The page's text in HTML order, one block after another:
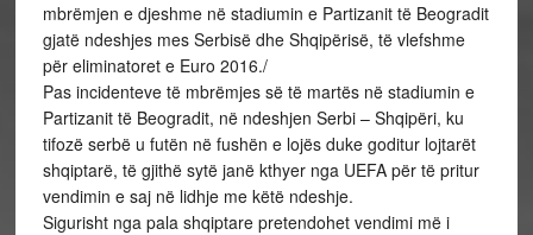
mbrëmjen e djeshme në stadiumin e Partizanit të Beogradit
gjatë ndeshjes mes Serbisë dhe Shqipërisë, të vlefshme
për eliminatoret e Euro 2016./
Pas incidenteve të mbrëmjes së të martës në stadiumin e
Partizanit të Beogradit, në ndeshjen Serbi – Shqipëri, ku
tifozë serbë u futën në fushën e lojës duke goditur lojtarët
shqiptarë, të gjithë sytë janë kthyer nga UEFA për të pritur
vendimin e saj në lidhje me këtë ndeshje.
Sigurisht nga pala shqiptare pretendohet vendimi më i